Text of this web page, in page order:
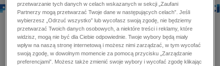
przetwarzanie tych danych w celach wskazanych w sekcji „Zaufani
Partnerzy mogą przetwarzać Twoje dane w następujących celach”. Jeśli
wybierzesz „Odrzuć wszystko” lub wycofasz swoją zgodę, nie będziemy
przetwarzać Twoich danych osobowych, a niektóre treści i reklamy, które
widzisz, mogą nie być dla Ciebie odpowiednie. Twoje wybory będą miały
wpływ na naszą stronę internetową i możesz nimi zarządzać, w tym wycofać
swoją zgodę, w dowolnym momencie za pomocą przycisku „Zarządzanie
preferencjami”. Możesz także zmienić swoje wybory i wycofać zgodę klikając